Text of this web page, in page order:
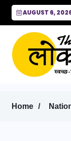
AUGUST 6,
Home